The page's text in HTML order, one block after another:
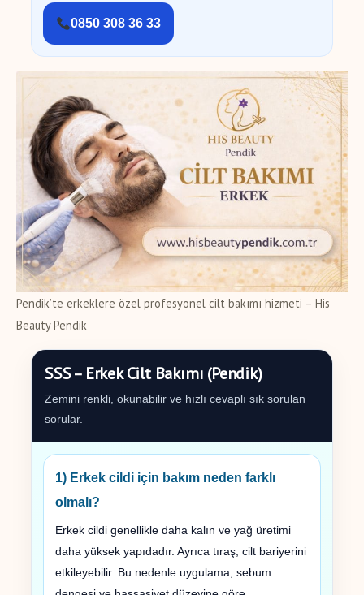
0850 308 36 33
Pendik’te erkeklere özel profesyonel cilt bakımı hizmeti – His
Beauty Pendik
SSS – Erkek Cilt Bakımı (Pendik)
Zemini renkli, okunabilir ve hızlı cevaplı sık sorulan
sorular.
1) Erkek cildi için bakım neden farklı
olmalı?
Erkek cildi genellikle daha kalın ve yağ üretimi
daha yüksek yapıdadır. Ayrıca tıraş, cilt bariyerini
etkileyebilir. Bu nedenle uygulama; sebum